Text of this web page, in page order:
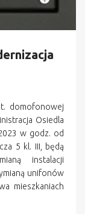
domofonowej
Osiedla
w godz. od
5 kl. III, będą
instalacji
unifonów
mieszkaniach